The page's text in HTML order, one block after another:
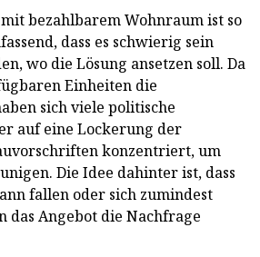
bezahlbarem Wohnraum ist so
dass es schwierig sein
wo die Lösung ansetzen soll. Da
Einheiten die
sich viele politische
auf eine Lockerung der
konzentriert, um
Die Idee dahinter ist, dass
fallen oder sich zumindest
das Angebot die Nachfrage